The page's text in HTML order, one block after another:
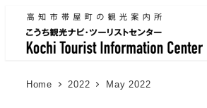
Home 2022 May 2022